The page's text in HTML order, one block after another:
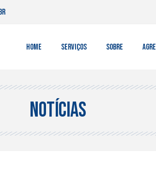
Home Serviços Sobre
notícias